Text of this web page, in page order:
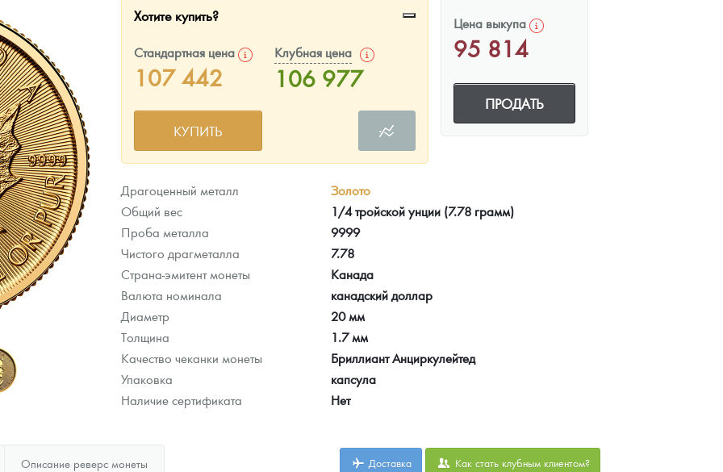
платины на 2026 год
Хотите купить?
Стандартная цена
107 442
Клубная цена
106 977
КУПИТЬ
Цена выкупа
95 814
ПРОДАТЬ
Драгоценный металл
Золото
Общий вес
1/4 тройской унции (7.78 грамм)
Проба металла
9999
Чистого драгметалла
7.78
Страна-эмитент монеты
Канада
Валюта номинала
канадский доллар
Диаметр
20 мм
Толщина
1.7 мм
Качество чеканки монеты
Бриллиант Анциркулейтед
Упаковка
капсула
Наличие сертификата
Нет
Описание реверс монеты Доставка Как стать клубным клиентом?